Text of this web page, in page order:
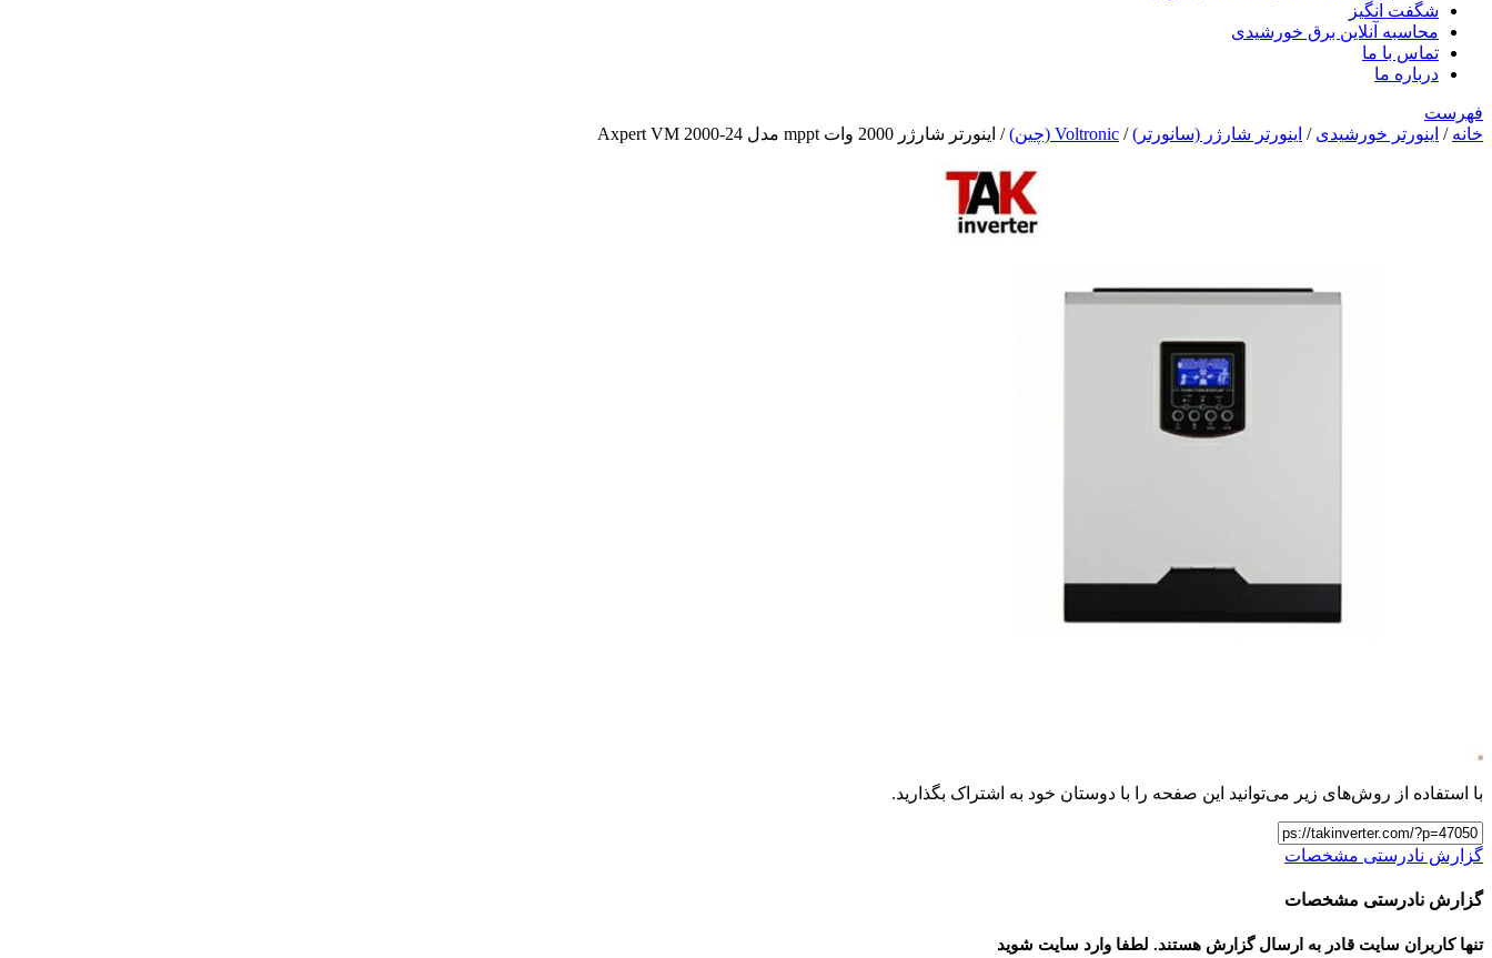
شگفت انگیز
محاسبه آنلاین برق خورشیدی
تماس با ما
درباره ما
فهرست
خانه / اینورتر خورشیدی / اینورتر شارژر (سانورتر)/ Voltronic (چین) / اینورتر شارژر 2000 وات mppt مدل Axpert VM 2000-24
با استفاده از روش‌های زیر می‌توانید این صفحه را با دوستان خود به اشتراک بگذارید.
گزارش نادرستی مشخصات
گزارش نادرستی مشخصات
تنها کاربران سایت قادر به ارسال گزارش هستند. لطفا وارد سایت شوید